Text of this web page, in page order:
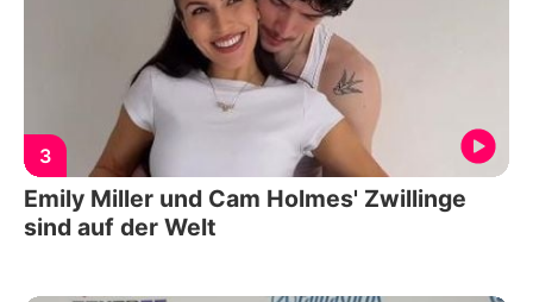
3
Emily Miller und Cam Holmes' Zwillinge
sind auf der Welt